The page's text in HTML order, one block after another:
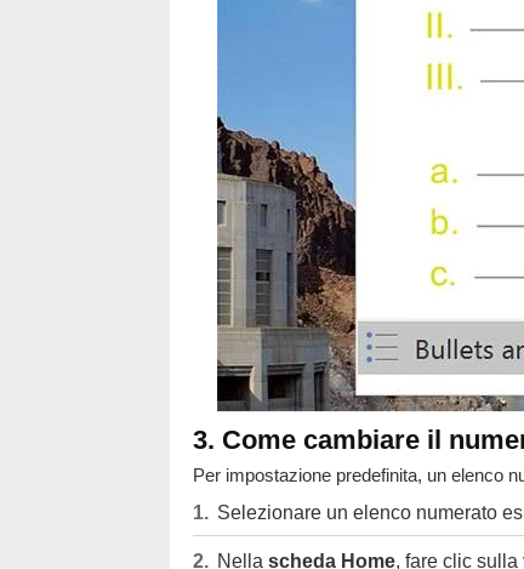
3. Come cambiare il
Per impostazione predefinita, un elenco
Selezionare un elenco numerato
Nella scheda Home, fare clic sulla